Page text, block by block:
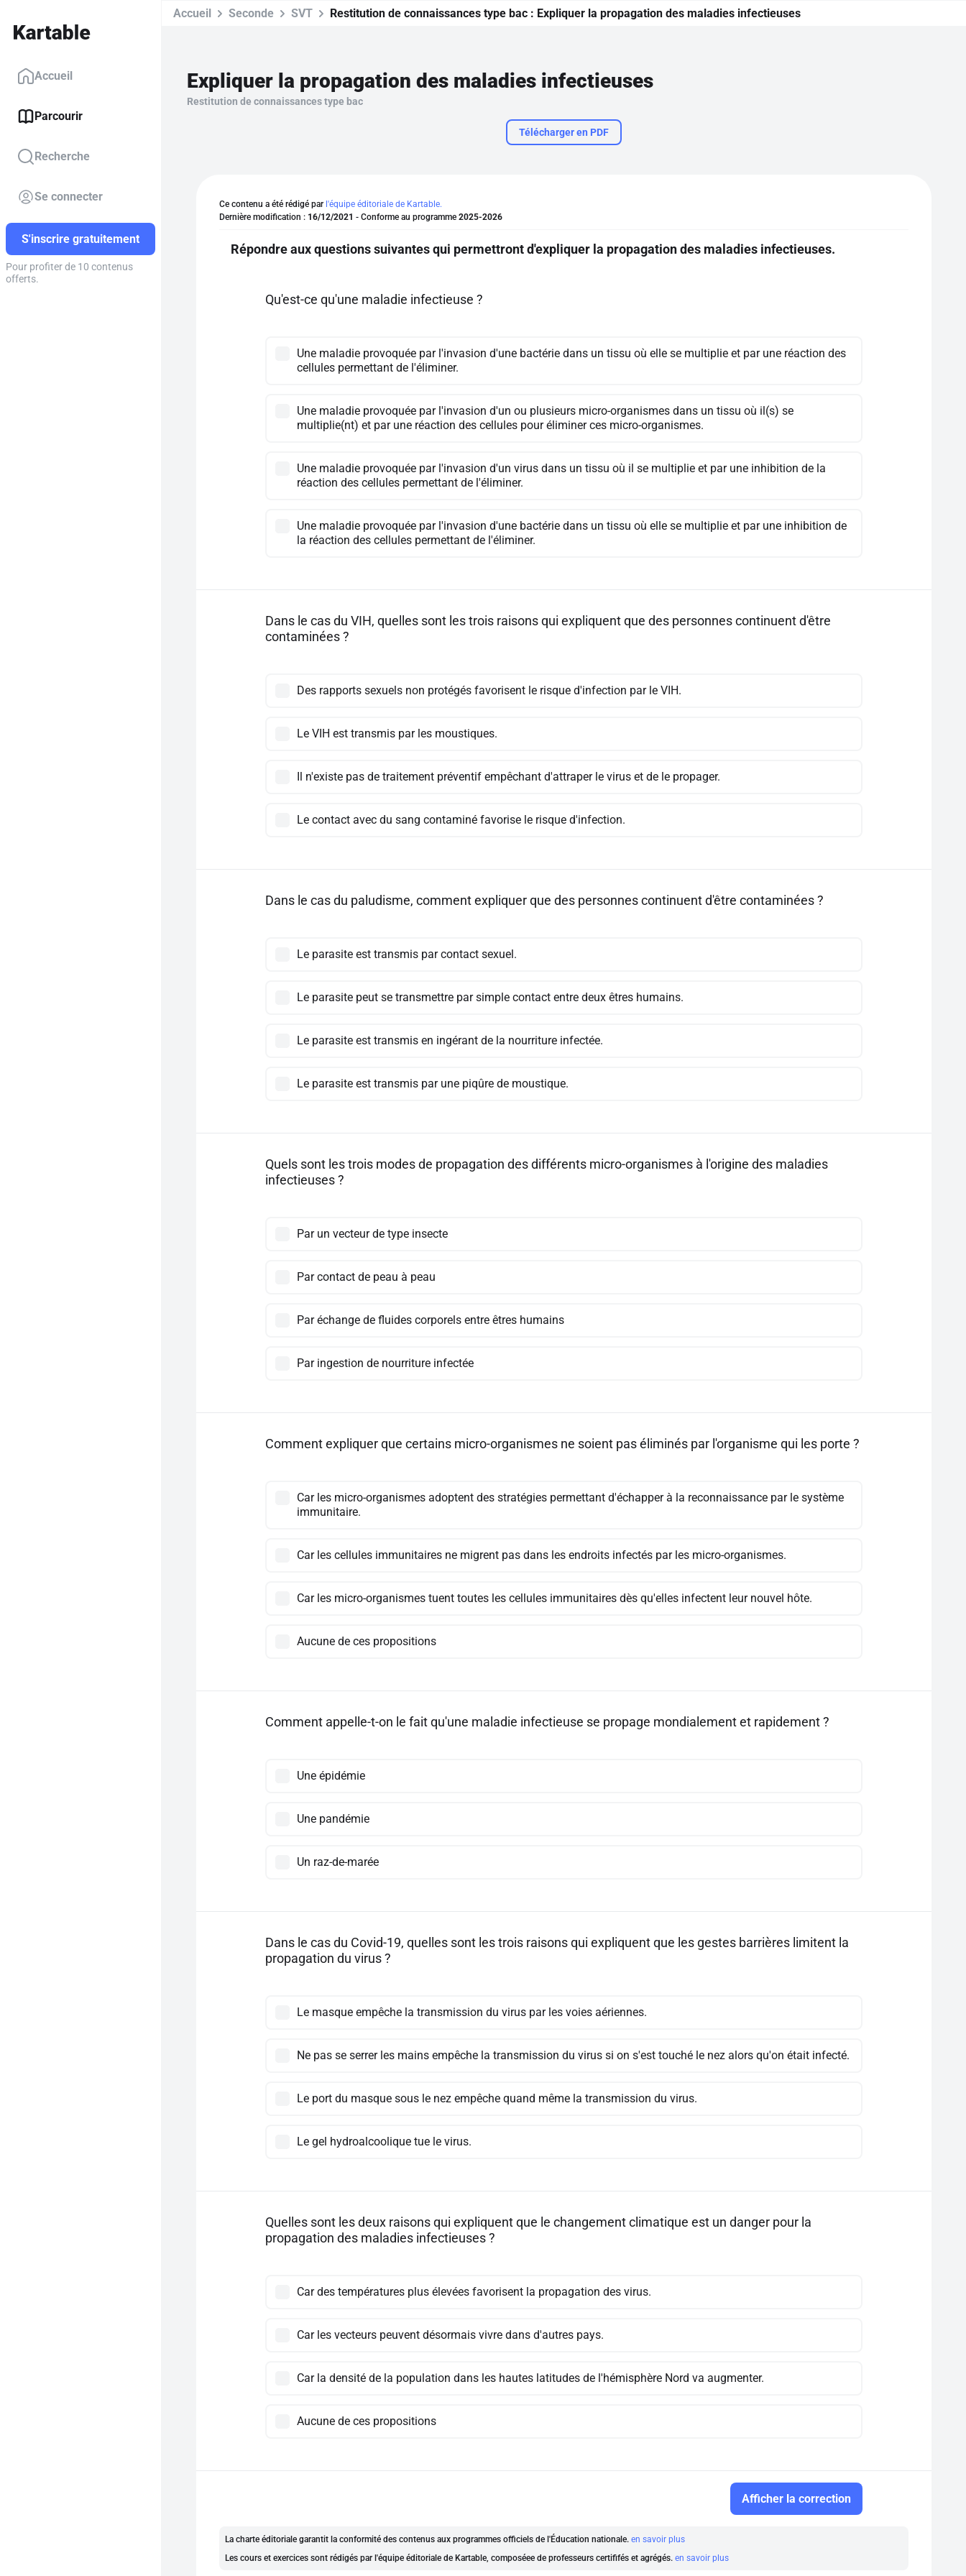
Accueil
Parcourir
Recherche
Se connecter
S'inscrire gratuitement
Pour profiter de 10 contenus
offerts.
Accueil Seconde SVT Restitution de connaissances type bac : Expliquer la propagation des maladies infectieuses
Expliquer la propagation des maladies infectieuses
Restitution de connaissances type bac
Télécharger en PDF
Ce contenu a été rédigé par l'équipe éditoriale de Kartable.
Dernière modification : 16/12/2021 - Conforme au programme 2025-2026
Répondre aux questions suivantes qui permettront d'expliquer la propagation des maladies infectieuses.
Qu'est-ce qu'une maladie infectieuse ?
Une maladie provoquée par l'invasion d'une bactérie dans un tissu où elle se multiplie et par une réaction des
cellules permettant de l'éliminer.
Une maladie provoquée par l'invasion d'un ou plusieurs micro-organismes dans un tissu où il(s) se
multiplie(nt) et par une réaction des cellules pour éliminer ces micro-organismes.
Une maladie provoquée par l'invasion d'un virus dans un tissu où il se multiplie et par une inhibition de la
réaction des cellules permettant de l'éliminer.
Une maladie provoquée par l'invasion d'une bactérie dans un tissu où elle se multiplie et par une inhibition de
la réaction des cellules permettant de l'éliminer.
Dans le cas du VIH, quelles sont les trois raisons qui expliquent que des personnes continuent d'être
contaminées ?
Des rapports sexuels non protégés favorisent le risque d'infection par le VIH.
Le VIH est transmis par les moustiques.
Il n'existe pas de traitement préventif empêchant d'attraper le virus et de le propager.
Le contact avec du sang contaminé favorise le risque d'infection.
Dans le cas du paludisme, comment expliquer que des personnes continuent d'être contaminées ?
Le parasite est transmis par contact sexuel.
Le parasite peut se transmettre par simple contact entre deux êtres humains.
Le parasite est transmis en ingérant de la nourriture infectée.
Le parasite est transmis par une piqûre de moustique.
Quels sont les trois modes de propagation des différents micro-organismes à l'origine des maladies
infectieuses ?
Par un vecteur de type insecte
Par contact de peau à peau
Par échange de fluides corporels entre êtres humains
Par ingestion de nourriture infectée
Comment expliquer que certains micro-organismes ne soient pas éliminés par l'organisme qui les porte ?
Car les micro-organismes adoptent des stratégies permettant d'échapper à la reconnaissance par le système
immunitaire.
Car les cellules immunitaires ne migrent pas dans les endroits infectés par les micro-organismes.
Car les micro-organismes tuent toutes les cellules immunitaires dès qu'elles infectent leur nouvel hôte.
Aucune de ces propositions
Comment appelle-t-on le fait qu'une maladie infectieuse se propage mondialement et rapidement ?
Une épidémie
Une pandémie
Un raz-de-marée
Dans le cas du Covid-19, quelles sont les trois raisons qui expliquent que les gestes barrières limitent la
propagation du virus ?
Le masque empêche la transmission du virus par les voies aériennes.
Ne pas se serrer les mains empêche la transmission du virus si on s'est touché le nez alors qu'on était infecté.
Le port du masque sous le nez empêche quand même la transmission du virus.
Le gel hydroalcoolique tue le virus.
Quelles sont les deux raisons qui expliquent que le changement climatique est un danger pour la
propagation des maladies infectieuses ?
Car des températures plus élevées favorisent la propagation des virus.
Car les vecteurs peuvent désormais vivre dans d'autres pays.
Car la densité de la population dans les hautes latitudes de l'hémisphère Nord va augmenter.
Aucune de ces propositions
Afficher la correction
La charte éditoriale garantit la conformité des contenus aux programmes officiels de l'Éducation nationale. en savoir plus
Les cours et exercices sont rédigés par l'équipe éditoriale de Kartable, composéee de professeurs certififés et agrégés. en savoir plus